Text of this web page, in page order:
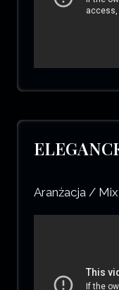
Aranżacja /